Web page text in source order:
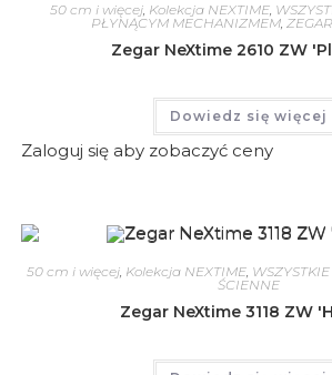
50 cm i więcej, Kolekcja NEXTIME,
PŁYNĄCYM MECHANIZMEM,
Zegar NeXtime 2610 ZW
Dowiedz się więcej
Zaloguj się aby zobaczyć ceny
50 cm i więcej, Kolekcja NEXTIME,
ŚCIENNE
Zegar NeXtime 3118 ZW